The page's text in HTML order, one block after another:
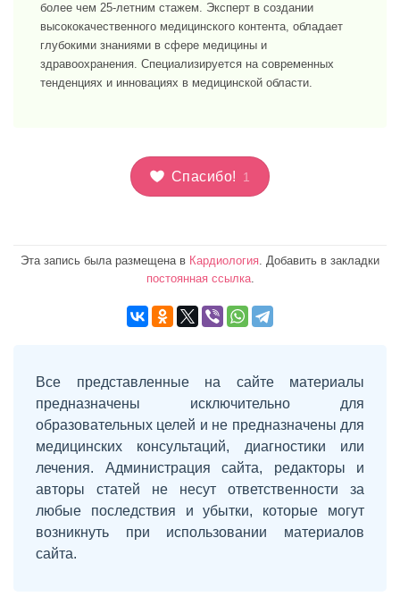
более чем 25-летним стажем. Эксперт в создании
высококачественного медицинского контента, обладает
глубокими знаниями в сфере медицины и
здравоохранения. Специализируется на современных
тенденциях и инновациях в медицинской области.
Спасибо! 1
Эта запись была размещена в Кардиология . Добавить в закладки
постоянная ссылка.
Все представленные на сайте материалы
предназначены исключительно для
образовательных целей и не предназначены для
медицинских консультаций, диагностики или
лечения. Администрация сайта, редакторы и
авторы статей не несут ответственности за
любые последствия и убытки, которые могут
возникнуть при использовании материалов
сайта.